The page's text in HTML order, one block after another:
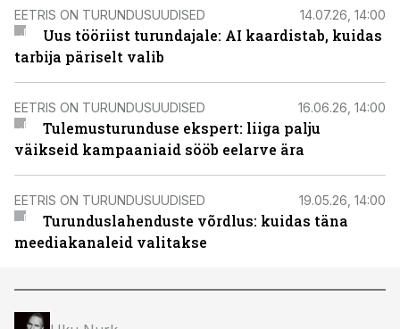
EETRIS ON TURUNDUSUUDISED 14.07.26, 14:00
Uus tööriist turundajale: AI kaardistab, kuidas
tarbija päriselt valib
EETRIS ON TURUNDUSUUDISED 16.06.26, 14:00
Tulemusturunduse ekspert: liiga palju
väikseid kampaaniaid sööb eelarve ära
EETRIS ON TURUNDUSUUDISED 19.05.26, 14:00
Turunduslahenduste võrdlus: kuidas täna
meediakanaleid valitakse